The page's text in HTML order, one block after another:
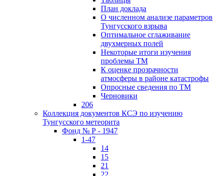
План доклада
О численном анализе параметров
Тунгусского взрыва
Оптимальное сглаживание
двухмерных полей
Некоторые итоги изучения
проблемы ТМ
К оценке прозрачности
атмосферы в районе катастрофы
Опросные сведения по ТМ
Черновики
206
Коллекция документов КСЭ по изучению
Тунгусского метеорита
Фонд № Р - 1947
1-47
14
15
21
22